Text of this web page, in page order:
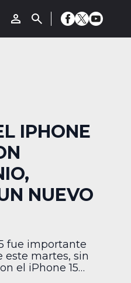
IPHONE
NUEVO
fue importante
este martes, sin
el iPhone 15